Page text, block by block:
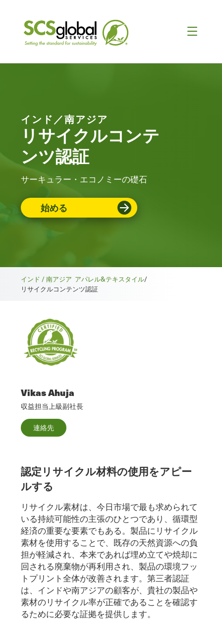
インド／南アジア
リサイクルコンテ
ンツ認証
サーキュラー・エコノミーの礎石
始める
インド / 南アジア アパレル&テキスタイル/
リサイクルコンテンツ認証
Vikas Ahuja
収益担当上級副社長
連絡先
認定リサイクル材料の使用をアピー
ルする
リサイクル素材は、今日市場で最も求められて
いる持続可能性の主張のひとつであり、循環型
経済の重要な要素でもある。製品にリサイクル
素材を使用することで、既存の天然資源への負
担が軽減され、本来であれば埋め立てや焼却に
回される廃棄物が再利用され、製品の環境フッ
トプリント全体が改善されます。第三者認証
は、インドや南アジアの顧客が、貴社の製品や
素材のリサイクル率が正確であることを確認す
るために必要な証拠を提供します。